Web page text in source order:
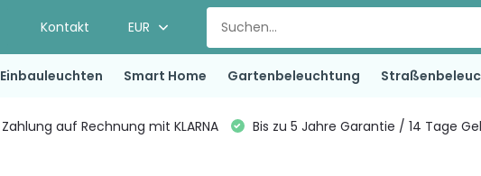
Kontakt EUR
Einbauleuchten Smart Home Gartenbeleuchtung
Zahlung auf Rechnung mit KLARNA
Bis zu 5 Jahre Garantie / 14 Tage